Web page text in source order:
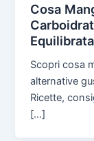
Cosa
Equilibrata
Scopri cosa
alternative
Ricette,
[…]